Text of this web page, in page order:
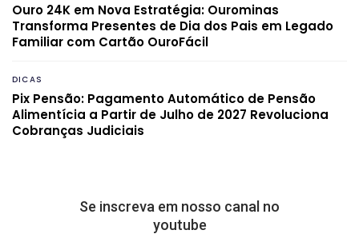
Ouro 24K em Nova Estratégia: Ourominas
Transforma Presentes de Dia dos Pais em Legado
Familiar com Cartão OuroFácil
DICAS
Pix Pensão: Pagamento Automático de Pensão
Alimentícia a Partir de Julho de 2027 Revoluciona
Cobranças Judiciais
Se inscreva em nosso canal no
youtube